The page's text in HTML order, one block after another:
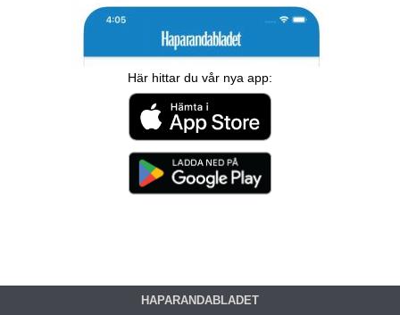
Här hittar du vår nya app:
HAPARANDABLADET